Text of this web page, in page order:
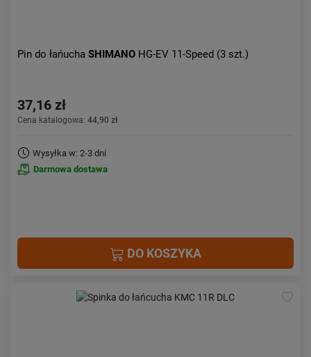
Pin do łańucha SHIMANO HG-EV 11-Speed (3 szt.)
37,16 zł
Cena katalogowa: 44,90 zł
Wysyłka w: 2-3 dni
Darmowa dostawa
DO KOSZYKA